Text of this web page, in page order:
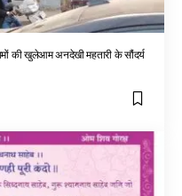
की खुलेआम अनदेखी महतारी के सौंदर्य